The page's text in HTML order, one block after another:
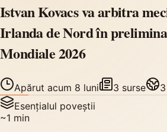
Istvan Kovacs va arbitra
Irlanda de Nord în
Mondiale 2026
Apărut acum 8 luni 3 surse 3
Esențialul poveștii
~1 min